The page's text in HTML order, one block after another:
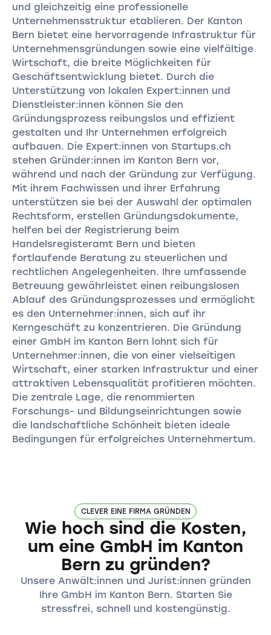
und gleichzeitig eine professionelle
Unternehmensstruktur etablieren. Der Kanton
Bern bietet eine hervorragende Infrastruktur für
Unternehmensgründungen sowie eine vielfältige
Wirtschaft, die breite Möglichkeiten für
Geschäftsentwicklung bietet. Durch die
Unterstützung von lokalen Expert:innen und
Dienstleister:innen können Sie den
Gründungsprozess reibungslos und effizient
gestalten und Ihr Unternehmen erfolgreich
aufbauen. Die Expert:innen von Startups.ch
stehen Gründer:innen im Kanton Bern vor,
während und nach der Gründung zur Verfügung.
Mit ihrem Fachwissen und ihrer Erfahrung
unterstützen sie bei der Auswahl der optimalen
Rechtsform, erstellen Gründungsdokumente,
helfen bei der Registrierung beim
Handelsregisteramt Bern und bieten
fortlaufende Beratung zu steuerlichen und
rechtlichen Angelegenheiten. Ihre umfassende
Betreuung gewährleistet einen reibungslosen
Ablauf des Gründungsprozesses und ermöglicht
es den Unternehmer:innen, sich auf ihr
Kerngeschäft zu konzentrieren. Die Gründung
einer GmbH im Kanton Bern lohnt sich für
Unternehmer:innen, die von einer vielseitigen
Wirtschaft, einer starken Infrastruktur und einer
attraktiven Lebensqualität profitieren möchten.
Die zentrale Lage, die renommierten
Forschungs- und Bildungseinrichtungen sowie
die landschaftliche Schönheit bieten ideale
Bedingungen für erfolgreiches Unternehmertum.
CLEVER EINE FIRMA GRÜNDEN
Wie hoch sind die Kosten,
um eine GmbH im Kanton
Bern zu gründen?
Unsere Anwält:innen und Jurist:innen gründen
Ihre GmbH im Kanton Bern. Starten Sie
stressfrei, schnell und kostengünstig.